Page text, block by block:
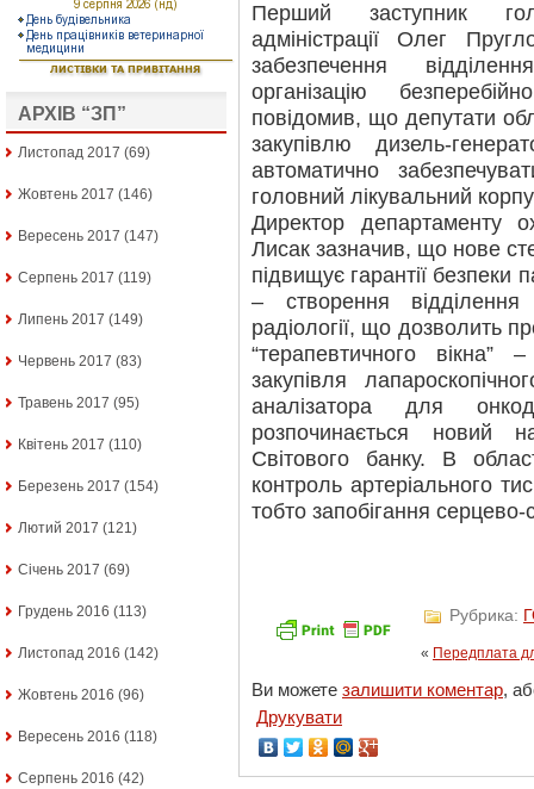
АРХІВ “ЗП”
Листопад 2017 (69)
Жовтень 2017 (146)
Вересень 2017 (147)
Серпень 2017 (119)
Липень 2017 (149)
Червень 2017 (83)
Травень 2017 (95)
Квітень 2017 (110)
Березень 2017 (154)
Лютий 2017 (121)
Січень 2017 (69)
Грудень 2016 (113)
Листопад 2016 (142)
Жовтень 2016 (96)
Вересень 2016 (118)
Серпень 2016 (42)
Перший заступник
адміністрації Олег
забезпечення
організацію
повідомив, що депутати
закупівлю дизель-
автоматично
головний лікувальний
Директор департаменту
Лисак зазначив, що нове
підвищує гарантії безпеки
– створення відділення
радіології, що дозволить
“терапевтичного
закупівля
аналізатора для
розпочинається новий
Світового банку. В
контроль артеріального
тобто запобігання
Рубрика:
« Передплата
Ви можете залишити коментар,
Друкувати